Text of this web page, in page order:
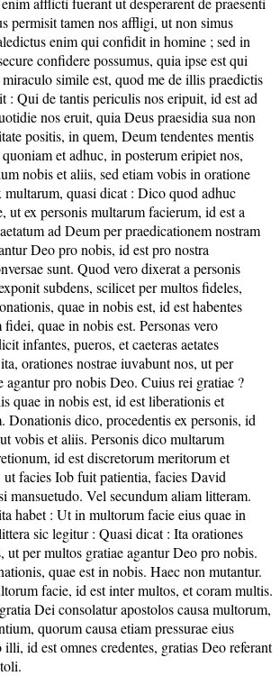
permisit tamen nos affligi, ut non simus
enim qui confidit in homine ; sed in
confidere possumus, quia ipse est qui
simile est, quod me de illis praedictis
: Qui de tantis periculis nos eripuit, id est ad
nos eruit, quia Deus praesidia sua non
positis, in quem, Deum tendentes mentis
et adhuc, in posterum eripiet nos,
nobis et aliis, sed etiam vobis in oratione
multarum, quasi dicat : Dico quod adhuc
ut ex personis multarum facierum, id est a
ad Deum per praedicationem nostram
Deo pro nobis, id est pro nostra
sunt. Quod vero dixerat a personis
subdens, scilicet per multos fideles,
quae in nobis est, id est habentes
quae in nobis est. Personas vero
infantes, pueros, et caeteras aetates
orationes nostrae iuvabunt nos, ut per
agantur pro nobis Deo. Cuius rei gratiae ?
quae in nobis est, id est liberationis et
Donationis dico, procedentis ex personis, id
vobis et aliis. Personis dico multarum
id est discretorum meritorum et
facies Iob fuit patientia, facies David
mansuetudo. Vel secundum aliam litteram.
habet : Ut in multorum facie eius quae in
sic legitur : Quasi dicat : Ita orationes
ut per multos gratiae agantur Deo pro nobis.
quae est in nobis. Haec non mutantur.
facie, id est inter multos, et coram multis.
Dei consolatur apostolos causa multorum,
quorum causa etiam pressurae eius
id est omnes credentes, gratias Deo referant